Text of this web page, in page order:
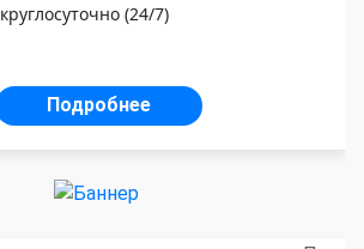
круглосуточно (24/7)
Подробнее